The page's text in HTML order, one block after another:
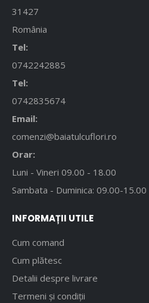
31427
România
Tel:
0742242885
Tel:
0742835674
Email:
comenzi@baiatulcuflori.ro
Orar:
Luni - Vineri 09.00 - 18.00
Sambata - Duminica: 09.00-15.00
INFORMAȚII UTILE
Cum comand
Cum plătesc
Detalii despre livrare
Termeni și condiții